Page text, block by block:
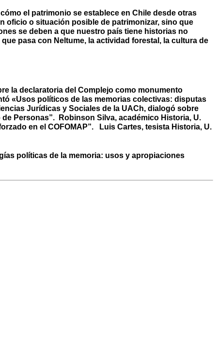
el patrimonio se establece en Chile desde otras
oficio o situación posible de patrimonizar, sino que
se deben a que nuestro país tiene historias no
pasa con Neltume, la actividad forestal, la cultura de
la declaratoria del Complejo como monumento
«Usos políticos de las memorias colectivas: disputas
Jurídicas y Sociales de la UACh, dialogó sobre
Personas”. Robinson Silva, académico Historia, U.
en el COFOMAP”. Luis Cartes, tesista Historia, U.
políticas de la memoria: usos y apropiaciones